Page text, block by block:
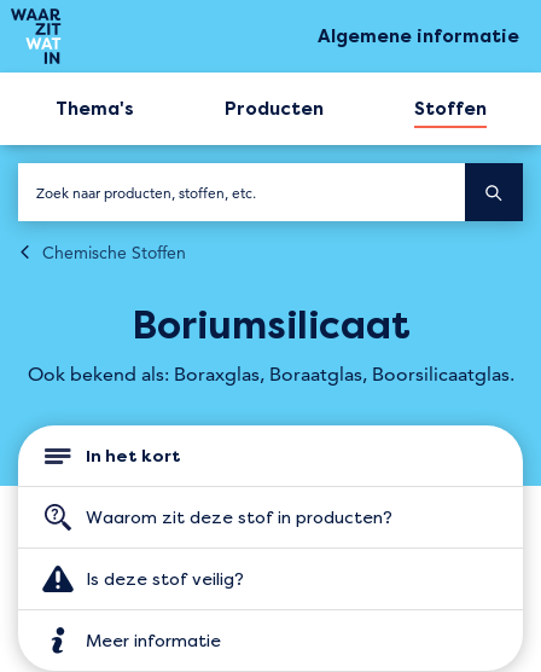
Algemene informatie
Thema's Producten Stoffen
Chemische Stoffen
Boriumsilicaat
Ook bekend als: Boraxglas, Boraatglas, Boorsilicaatglas.
In het kort
Waarom zit deze stof in producten?
Is deze stof veilig?
Meer informatie